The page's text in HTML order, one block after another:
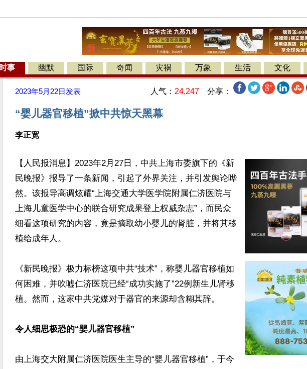
时事 幽默 国际 奇闻 灾祸 万象 生活 文化
2023年5月22日 发表 人气： 24,247 分享：
“婴儿器官移植”掀中共惊天黑幕
李正宽
【人民报消息】2023年2月27日，中共上海市委旗下的《新
民晚报》报导了一条新闻，引起了外界关注，并引发舆论哗
然。该报导高调炫耀“上海交通大学医学院附属仁济医院与
上海儿童医学中心的联合研究成果登上权威杂志”，而民众
细看这项研究的内容，竟是摘取幼小婴儿的肾脏，并将其移
植给成年人。
《新民晚报》极力标榜这项中共“技术”，称婴儿器官移植如
何困难，并吹嘘仁济医院已经“成功实施了”22例新生儿肾移
植。然而，这家中共党媒对于器官的来源却含糊其辞。
令人细思极恐的“婴儿器官移植”
由上海交大附属仁济医院医生主导的“婴儿器官移植”，于今